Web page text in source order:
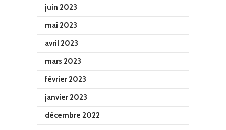
juin 2023
mai 2023
avril 2023
mars 2023
février 2023
janvier 2023
décembre 2022